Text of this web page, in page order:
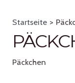
Startseite
Päckchen